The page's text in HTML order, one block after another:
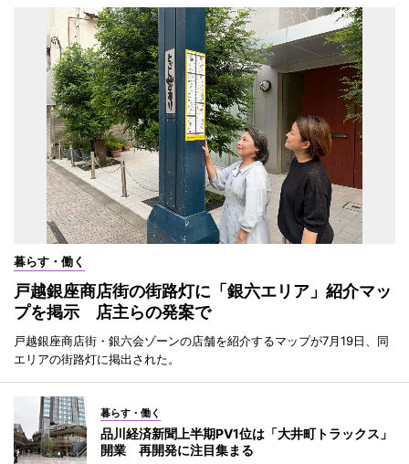
暮らす・働く
戸越銀座商店街の街路灯に「銀六エリア」紹介マッ
プを掲示 店主らの発案で
戸越銀座商店街・銀六会ゾーンの店舗を紹介するマップが7月19日、同
エリアの街路灯に掲出された。
暮らす・働く
品川経済新聞上半期PV1位は「大井町トラックス」
開業 再開発に注目集まる